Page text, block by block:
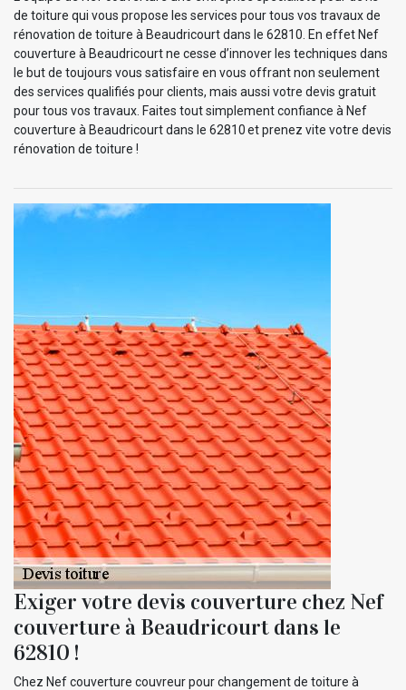
de toiture qui vous propose les services pour tous vos travaux de
rénovation de toiture à Beaudricourt dans le 62810. En effet Nef
couverture à Beaudricourt ne cesse d’innover les techniques dans
le but de toujours vous satisfaire en vous offrant non seulement
des services qualifiés pour clients, mais aussi votre devis gratuit
pour tous vos travaux. Faites tout simplement confiance à Nef
couverture à Beaudricourt dans le 62810 et prenez vite votre devis
rénovation de toiture !
Exiger votre devis couverture chez Nef
couverture à Beaudricourt dans le
62810 !
Chez Nef couverture couvreur pour changement de toiture à